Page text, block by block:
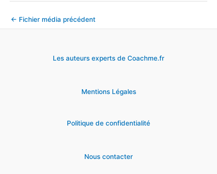
← Fichier média précédent
Les auteurs experts de Coachme.fr
Mentions Légales
Politique de confidentialité
Nous contacter